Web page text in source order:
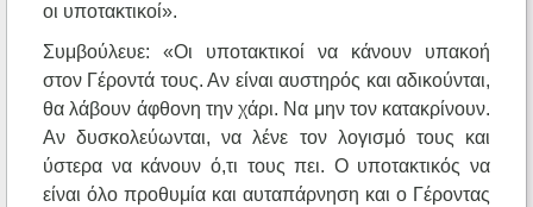
οι υποτακτικοί».
Συμβούλευε: «Οι υποτακτικοί να κάνουν υπακοή
στον Γέροντά τους. Αν είναι αυστηρός και αδικούνται,
θα λάβουν άφθονη την χάρι. Να μην τον κατακρίνουν.
Αν δυσκολεύωνται, να λένε τον λογισμό τους και
ύστερα να κάνουν ό,τι τους πει. Ο υποτακτικός να
είναι όλο προθυμία και αυταπάρνηση και ο Γέροντας